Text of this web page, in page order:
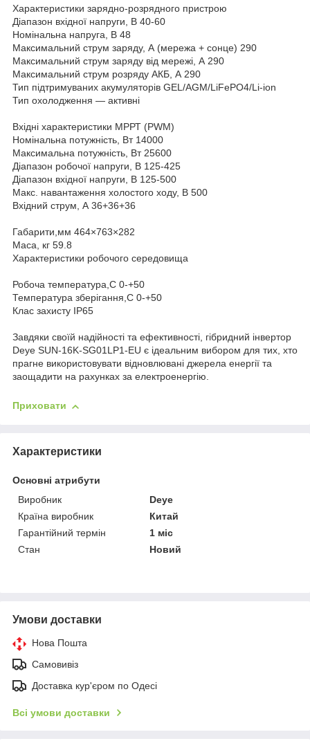
Характеристики зарядно-розрядного пристрою
Діапазон вхідної напруги, В 40-60
Номінальна напруга, В 48
Максимальний струм заряду, А (мережа + сонце) 290
Максимальний струм заряду від мережі, А 290
Максимальний струм розряду АКБ, А 290
Тип підтримуваних акумуляторів GEL/AGM/LiFePO4/Li-ion
Тип охолодження — активні
Вхідні характеристики МРРТ (PWM)
Номінальна потужність, Вт 14000
Максимальна потужність, Вт 25600
Діапазон робочої напруги, В 125-425
Діапазон вхідної напруги, В 125-500
Макс. навантаження холостого ходу, В 500
Вхідний струм, А 36+36+36
Габарити,мм 464×763×282
Маса, кг 59.8
Характеристики робочого середовища
Робоча температура,С 0-+50
Температура зберігання,С 0-+50
Клас захисту IP65
Завдяки своїй надійності та ефективності, гібридний інвертор
Deye SUN-16K-SG01LP1-EU є ідеальним вибором для тих, хто
прагне використовувати відновлювані джерела енергії та
заощадити на рахунках за електроенергію.
Приховати
Характеристики
Основні атрибути
Виробник
Deye
Країна виробник
Китай
Гарантійний термін
1 міс
Стан
Новий
Умови доставки
Нова Пошта
Самовивіз
Доставка кур'єром по Одесі
Всі умови доставки